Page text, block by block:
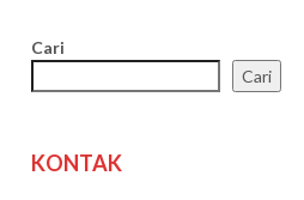
Cari
Cari
KONTAK